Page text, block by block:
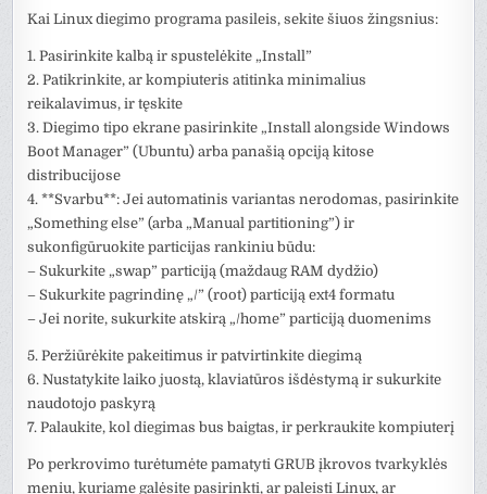
Kai Linux diegimo programa pasileis, sekite šiuos žingsnius:
1. Pasirinkite kalbą ir spustelėkite „Install”
2. Patikrinkite, ar kompiuteris atitinka minimalius
reikalavimus, ir tęskite
3. Diegimo tipo ekrane pasirinkite „Install alongside Windows
Boot Manager” (Ubuntu) arba panašią opciją kitose
distribucijose
4. **Svarbu**: Jei automatinis variantas nerodomas, pasirinkite
„Something else” (arba „Manual partitioning”) ir
sukonfigūruokite particijas rankiniu būdu:
– Sukurkite „swap” particiją (maždaug RAM dydžio)
– Sukurkite pagrindinę „/” (root) particiją ext4 formatu
– Jei norite, sukurkite atskirą „/home” particiją duomenims
5. Peržiūrėkite pakeitimus ir patvirtinkite diegimą
6. Nustatykite laiko juostą, klaviatūros išdėstymą ir sukurkite
naudotojo paskyrą
7. Palaukite, kol diegimas bus baigtas, ir perkraukite kompiuterį
Po perkrovimo turėtumėte pamatyti GRUB įkrovos tvarkyklės
meniu, kuriame galėsite pasirinkti, ar paleisti Linux, ar